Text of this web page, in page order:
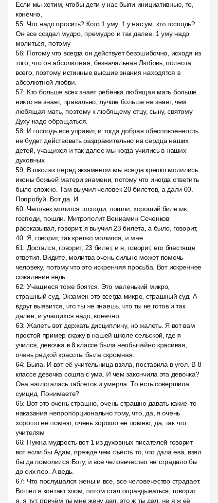
Если мы хотим, чтобы дети у нас были инициативные, то,
конечно,
55: Что надо просить? Кого 1 уму. 1 у нас ум, кто господь?
Он все создал мудро, премудро и так далее. 1 уму надо
молиться, потому
56: Потому что всегда он действует безошибочно, исходя из
того, что он абсолютная, безначальная Любовь, полнота
всего, поэтому истинные высшие знания находятся в
абсолютной любви.
57: Кто больше всех знает ребёнка любящая мать больше
никто не знает, правильно, лучше больше не знает, чем
любящая мать, поэтому к любящему отцу, сыну, святому
Духу надо обращаться.
58: И господь все управит, и тогда добрая обеспокоенность
не будет действовать раздражительно на сердца наших
детей, учащихся и так далее мы когда учились в наших
духовных
59: В школах перед экзаменом мы всегда крепко молились
иконы божьей матери знамени, потому что иногда ответить
было сложно. Там выучил человек 20 билетов, а дали 60.
Попробуй. Вот да. И
60: Человек молится господи, пошли, хороший билетик,
господи, пошли. Митрополит Вениамин Сеченков
рассказывал, говорит, я выучил 23 билета, а было, говорит,
40. Я, говорит, так крепко молился, и мне.
61: Достался, говорит, 23 билет, и я, говорит, его блестяще
ответил. Видите, молитва очень сильно может помочь
человеку, потому что это искренняя просьба. Вот искреннее
сожаление ведь.
62: Учащиеся тоже боятся. Это маленький микро,
страшный суд. Экзамен это всегда микро, страшный суд. А
вдруг выявится, что ты не знаешь, что ты не готов и так
далее, и учащихся надо, конечно.
63: Жалеть вот держать дисциплину, но жалеть. Я вот вам
простой пример скажу в нашей школе сельской, где я
учился, девочка в 8 классе была необычайно красивая,
очень редкой красоты была скромная.
64: Была. И вот её учительница взяла, поставила в угол. В 8
классе девочка сошла с ума. И чем закончила эта девочка?
Она наглоталась таблеток и умерла. То есть совершила
суицид. Понимаете?
65: Вот это очень страшно, очень страшно давать какие-то
наказания непропорционально тому, что, да, я очень
хорошо её помню, очень хорошо её помню, да, так что
учителям
66: Нужна мудрость вот 1 из духовных писателей говорит
вот если бы Адам, прежде чем съесть то, что дала ева, взял
бы да помолился Богу, и все человечество не страдало бы
до сих пор. А ведь.
67: Что послушался жены и все, все человечество страдает.
Вошёл в контакт злом, потом стал оправдываться, говорит
я, я тут, причём ты мне жену дал, это ж ты дал, не я ж её